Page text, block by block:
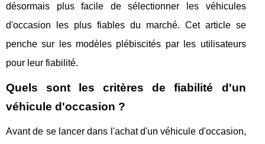
désormais plus facile de sélectionner les véhicules
d'occasion les plus fiables du marché. Cet article se
penche sur les modèles plébiscités par les utilisateurs
pour leur fiabilité.
Quels sont les critères de fiabilité d'un
véhicule d'occasion ?
Avant de se lancer dans l'achat d'un véhicule d'occasion,